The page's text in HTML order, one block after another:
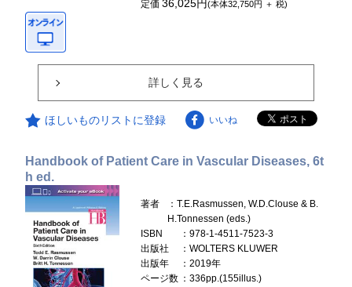
定価36,025円(本体32,750円 ＋ 税)
詳しく見る
ほしいものリストに登録 いいね
Handbook of Patient Care in Vascular Diseases, 6t
h ed.
著者
：T.E.Rasmussen, W.D.Clouse & B.
H.Tonnessen (eds.)
ISBN
：978-1-4511-7523-3
出版社
：WOLTERS KLUWER
出版年
：2019年
ページ数 ：336pp.(155illus.)